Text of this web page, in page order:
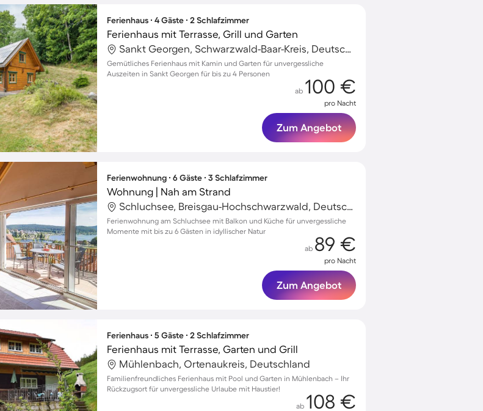
Ferienhaus ∙ 4 Gäste ∙ 2 Schlafzimmer
Ferienhaus mit Terrasse, Grill und Garten
Sankt Georgen, Schwarzwald-Baar-Kreis, Deutschland
Gemütliches Ferienhaus mit Kamin und Garten für unvergessliche
Auszeiten in Sankt Georgen für bis zu 4 Personen
ab 100 €
pro Nacht
Zum Angebot
Ferienwohnung ∙ 6 Gäste ∙ 3 Schlafzimmer
Wohnung | Nah am Strand
Schluchsee, Breisgau-Hochschwarzwald, Deutschland
Ferienwohnung am Schluchsee mit Balkon und Küche für unvergessliche
Momente mit bis zu 6 Gästen in idyllischer Natur
ab 89 €
pro Nacht
Zum Angebot
Ferienhaus ∙ 5 Gäste ∙ 2 Schlafzimmer
Ferienhaus mit Terrasse, Garten und Grill
Mühlenbach, Ortenaukreis, Deutschland
Familienfreundliches Ferienhaus mit Pool und Garten in Mühlenbach – Ihr
Rückzugsort für unvergessliche Urlaube mit Haustier!
ab 108 €